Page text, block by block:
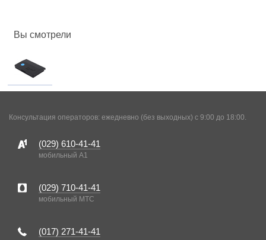
Вы смотрели
Консультация операторов: ежедневно (без выходных) с 9:00 до 18:00.
(029) 610-41-41
мобильный A1
(029) 710-41-41
мобильный MTC
(017) 271-41-41